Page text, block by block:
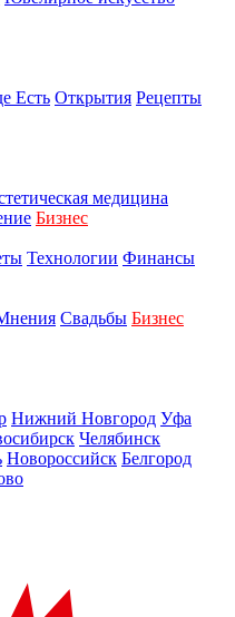
дефляцию! Что
Насколько